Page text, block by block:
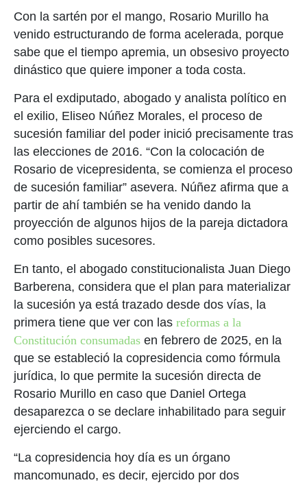
Con la sartén por el mango, Rosario Murillo ha
venido estructurando de forma acelerada, porque
sabe que el tiempo apremia, un obsesivo proyecto
dinástico que quiere imponer a toda costa.
Para el exdiputado, abogado y analista político en
el exilio, Eliseo Núñez Morales, el proceso de
sucesión familiar del poder inició precisamente tras
las elecciones de 2016. “Con la colocación de
Rosario de vicepresidenta, se comienza el proceso
de sucesión familiar” asevera. Núñez afirma que a
partir de ahí también se ha venido dando la
proyección de algunos hijos de la pareja dictadora
como posibles sucesores.
En tanto, el abogado constitucionalista Juan Diego
Barberena, considera que el plan para materializar
la sucesión ya está trazado desde dos vías, la
primera tiene que ver con las reformas a la
Constitución consumadas en febrero de 2025, en la
que se estableció la copresidencia como fórmula
jurídica, lo que permite la sucesión directa de
Rosario Murillo en caso que Daniel Ortega
desaparezca o se declare inhabilitado para seguir
ejerciendo el cargo.
“La copresidencia hoy día es un órgano
mancomunado, es decir, ejercido por dos